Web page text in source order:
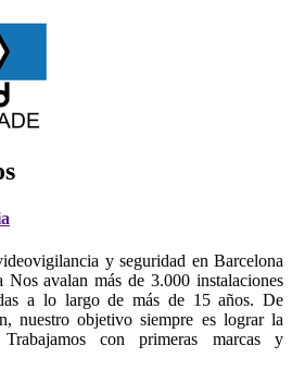
y seguridad en Barcelona
Nos avalan más de 3.000 instalaciones
a lo largo de más de 15 años. De
nuestro objetivo siempre es lograr la
con primeras marcas y